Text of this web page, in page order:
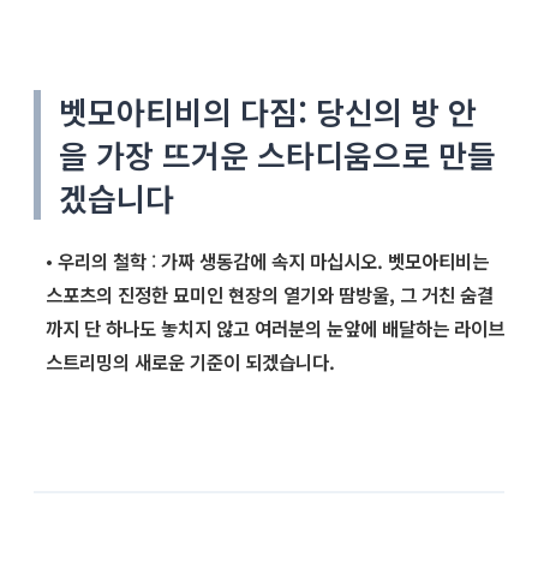
벳모아티비의 다짐: 당신의 방 안
을 가장 뜨거운 스타디움으로 만들
겠습니다
• 우리의 철학 :가짜 생동감에 속지 마십시오. 벳모아티비는
스포츠의 진정한 묘미인 현장의 열기와 땀방울, 그 거친 숨결
까지 단 하나도 놓치지 않고 여러분의 눈앞에 배달하는 라이브
스트리밍의 새로운 기준이 되겠습니다.